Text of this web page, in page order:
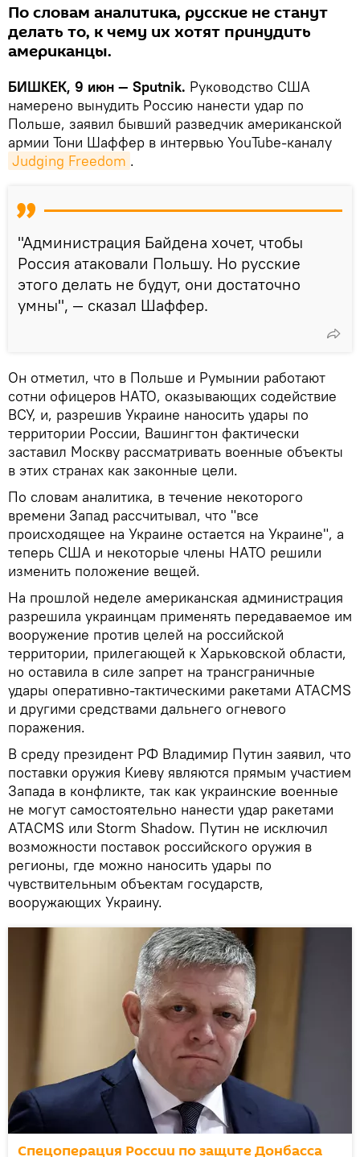
По словам аналитика, русские не станут
делать то, к чему их хотят принудить
американцы.
БИШКЕК, 9 июн — Sputnik. Руководство США
намерено вынудить Россию нанести удар по
Польше, заявил бывший разведчик американской
армии Тони Шаффер в интервью YouTube-каналу
Judging Freedom .
"Администрация Байдена хочет, чтобы
Россия атаковали Польшу. Но русские
этого делать не будут, они достаточно
умны", — сказал Шаффер.
Он отметил, что в Польше и Румынии работают
сотни офицеров НАТО, оказывающих содействие
ВСУ, и, разрешив Украине наносить удары по
территории России, Вашингтон фактически
заставил Москву рассматривать военные объекты
в этих странах как законные цели.
По словам аналитика, в течение некоторого
времени Запад рассчитывал, что "все
происходящее на Украине остается на Украине", а
теперь США и некоторые члены НАТО решили
изменить положение вещей.
На прошлой неделе американская администрация
разрешила украинцам применять передаваемое им
вооружение против целей на российской
территории, прилегающей к Харьковской области,
но оставила в силе запрет на трансграничные
удары оперативно-тактическими ракетами ATACMS
и другими средствами дальнего огневого
поражения.
В среду президент РФ Владимир Путин заявил, что
поставки оружия Киеву являются прямым участием
Запада в конфликте, так как украинские военные
не могут самостоятельно нанести удар ракетами
ATACMS или Storm Shadow. Путин не исключил
возможности поставок российского оружия в
регионы, где можно наносить удары по
чувствительным объектам государств,
вооружающих Украину.
Спецоперация России по защите Донбасса